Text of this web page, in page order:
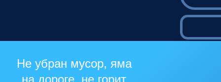
Не убран мусор, яма
на дороге, не горит